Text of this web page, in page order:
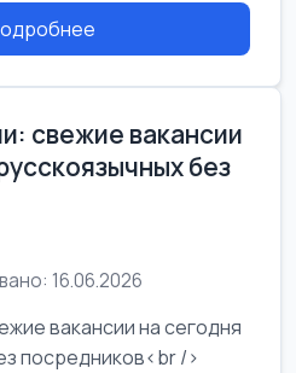
свежие вакансии
без
16.06.2026
вакансии на сегодня
посредников<br />